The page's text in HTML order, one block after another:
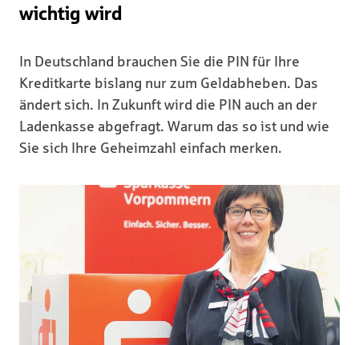
wichtig wird
In Deutschland brauchen Sie die PIN für Ihre
Kreditkarte bislang nur zum Geldabheben. Das
ändert sich. In Zukunft wird die PIN auch an der
Ladenkasse abgefragt. Warum das so ist und wie
Sie sich Ihre Geheimzahl einfach merken.